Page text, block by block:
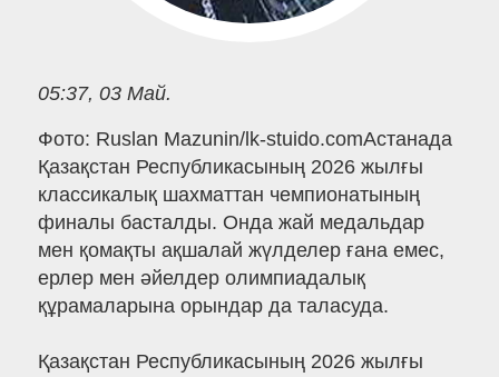
05:37, 03 Май.
Фото: Ruslan Mazunin/lk-stuido.comАстанада
Қазақстан Республикасының 2026 жылғы
классикалық шахматтан чемпионатының
финалы басталды. Онда жай медальдар
мен қомақты ақшалай жүлделер ғана емес,
ерлер мен әйелдер олимпиадалық
құрамаларына орындар да таласуда.
Қазақстан Республикасының 2026 жылғы